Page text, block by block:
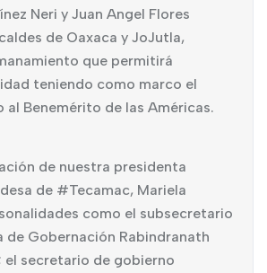
Neri y Juan Angel Flores
de Oaxaca y JoJutla,
que permitirá
teniendo como marco el
Benemérito de las Américas.
de nuestra presidenta
de #Tecamac, Mariela
como el subsecretario
de Gobernación Rabindranath
el secretario de gobierno